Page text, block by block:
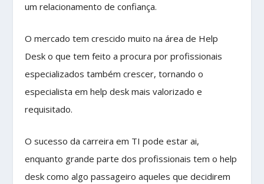
um relacionamento de confiança.
O mercado tem crescido muito na área de Help
Desk o que tem feito a procura por profissionais
especializados também crescer, tornando o
especialista em help desk mais valorizado e
requisitado.
O sucesso da carreira em TI pode estar ai,
enquanto grande parte dos profissionais tem o help
desk como algo passageiro aqueles que decidirem